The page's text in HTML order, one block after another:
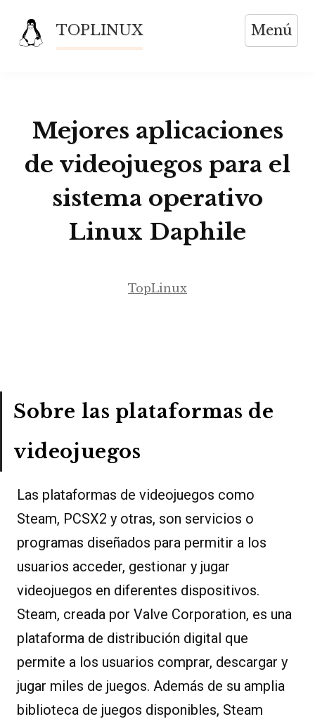
contenido
TOPLINUX Menú
Mejores aplicaciones
de videojuegos para el
sistema operativo
Linux Daphile
TopLinux
Sobre las plataformas de
videojuegos
Las plataformas de videojuegos como
Steam, PCSX2 y otras, son servicios o
programas diseñados para permitir a los
usuarios acceder, gestionar y jugar
videojuegos en diferentes dispositivos.
Steam, creada por Valve Corporation, es una
plataforma de distribución digital que
permite a los usuarios comprar, descargar y
jugar miles de juegos. Además de su amplia
biblioteca de juegos disponibles, Steam